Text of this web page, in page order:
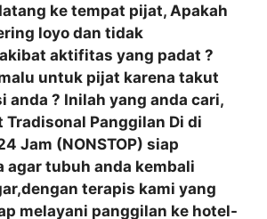
ke tempat pijat, Apakah
loyo dan tidak
aktifitas yang padat ?
untuk pijat karena takut
anda ? Inilah yang anda cari,
Tradisonal Panggilan Di di
Jam (NONSTOP) siap
agar tubuh anda kembali
terapis kami yang
melayani panggilan ke hotel-